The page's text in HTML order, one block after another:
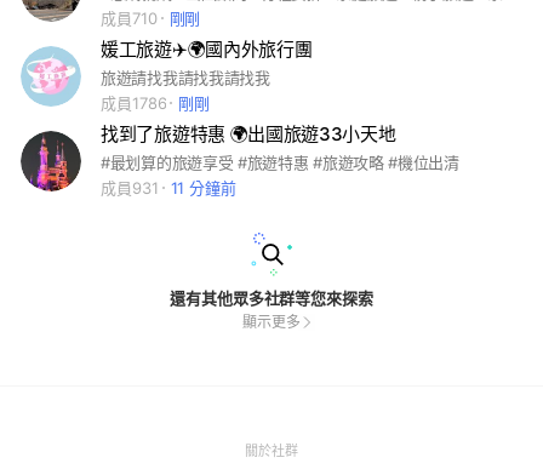
成員710
剛剛
媛工旅遊✈️🌍國內外旅行團
旅遊請找我請找我請找我
成員1786
剛剛
找到了旅遊特惠 🌍出國旅遊33小天地
#最划算的旅遊享受 #旅遊特惠 #旅遊攻略 #機位出清
成員931
11 分鐘前
還有其他眾多社群等您來探索
顯示更多
關於社群(Open